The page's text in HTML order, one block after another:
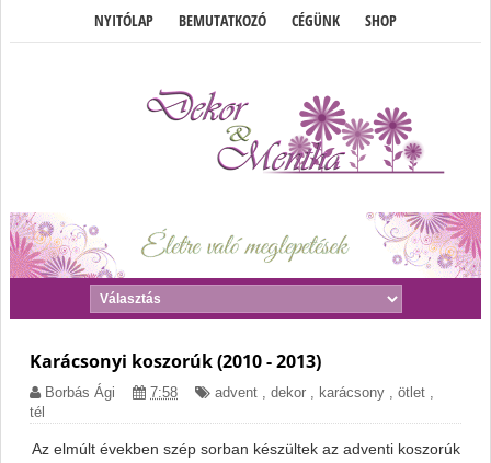
NYITÓLAP BEMUTATKOZÓ CÉGÜNK SHOP
Karácsonyi koszorúk (2010 - 2013)
Borbás Ági 7:58 advent , dekor , karácsony , ötlet ,
tél
Az elmúlt években szép sorban készültek az adventi koszorúk